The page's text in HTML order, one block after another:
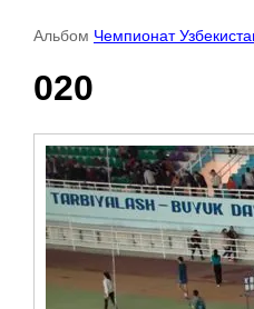
Альбом Чемпионат
020